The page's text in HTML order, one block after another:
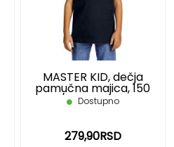
MASTER KID, dečja
pamučna majica, 150
g/m2, plava, 12
Dostupno
279,90RSD